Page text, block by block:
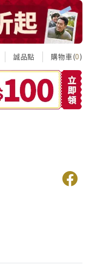
誠品點 購物車(0)